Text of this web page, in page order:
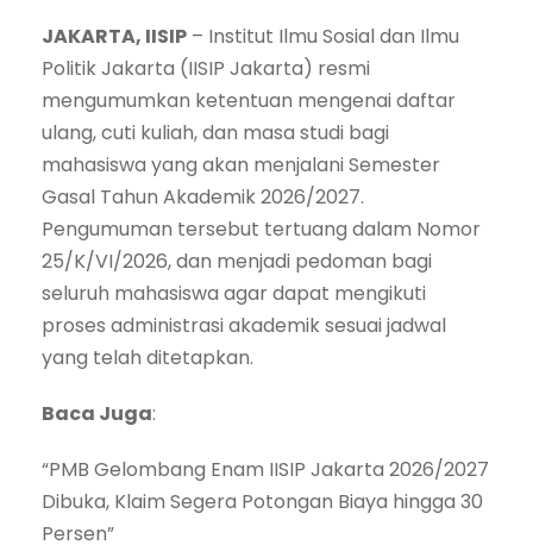
JAKARTA, IISIP – Institut Ilmu Sosial dan Ilmu
Politik Jakarta (IISIP Jakarta) resmi
mengumumkan ketentuan mengenai daftar
ulang, cuti kuliah, dan masa studi bagi
mahasiswa yang akan menjalani Semester
Gasal Tahun Akademik 2026/2027.
Pengumuman tersebut tertuang dalam Nomor
25/K/VI/2026, dan menjadi pedoman bagi
seluruh mahasiswa agar dapat mengikuti
proses administrasi akademik sesuai jadwal
yang telah ditetapkan.
Baca Juga:
“PMB Gelombang Enam IISIP Jakarta 2026/2027
Dibuka, Klaim Segera Potongan Biaya hingga 30
Persen”